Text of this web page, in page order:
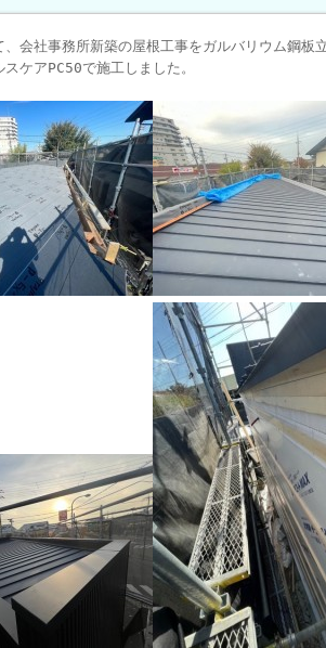
、会社事務所新築の屋根工事をガルバリウム鋼板
ケアPC50で施工しました。